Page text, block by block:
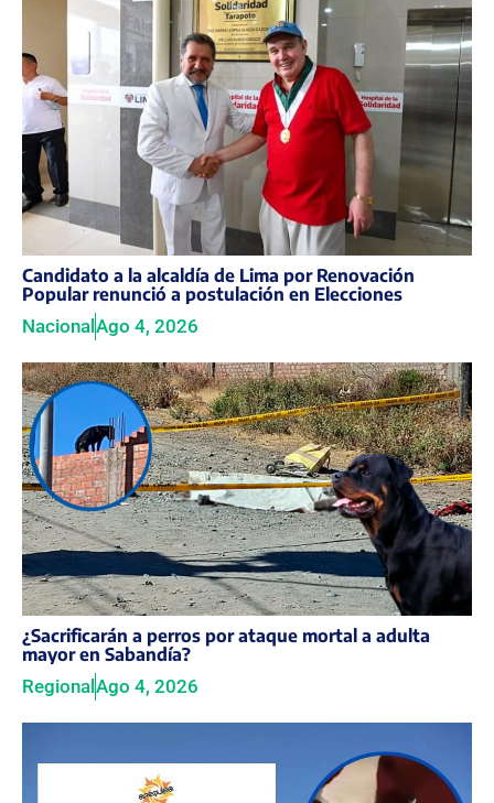
Candidato a la alcaldía de Lima por Renovación
Popular renunció a postulación en Elecciones
Nacional Ago 4, 2026
¿Sacrificarán a perros por ataque mortal a adulta
mayor en Sabandía?
RegionalAgo 4, 2026